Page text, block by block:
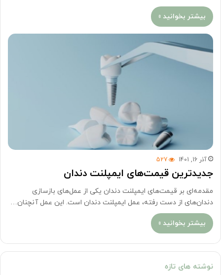
بیشتر بخوانید »
آذر 16, 1401 527
جدیدترین قیمت‌های ایمپلنت دندان
مقدمه‌ای بر قیمت‌های ایمپلنت دندان یکی از عمل‌های بازسازی
دندان‌های از دست رفته، عمل ایمپلنت دندان است. این عمل آنچنان…
بیشتر بخوانید »
نوشته های تازه